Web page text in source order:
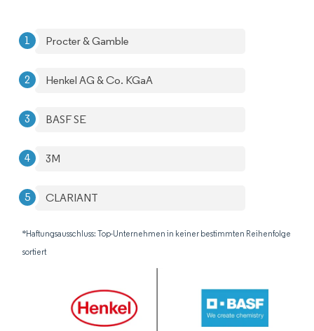
Procter & Gamble
Henkel AG & Co. KGaA
BASF SE
3M
CLARIANT
*Haftungsausschluss: Top-Unternehmen in keiner bestimmten Reihenfolge
sortiert